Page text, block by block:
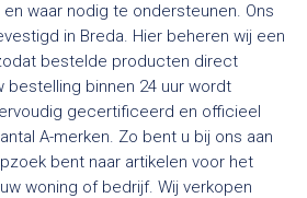
waar nodig te ondersteunen. Ons
in Breda. Hier beheren wij een
bestelde producten direct
bestelling binnen 24 uur wordt
gecertificeerd en officieel
A-merken. Zo bent u bij ons aan
bent naar artikelen voor het
woning of bedrijf. Wij verkopen